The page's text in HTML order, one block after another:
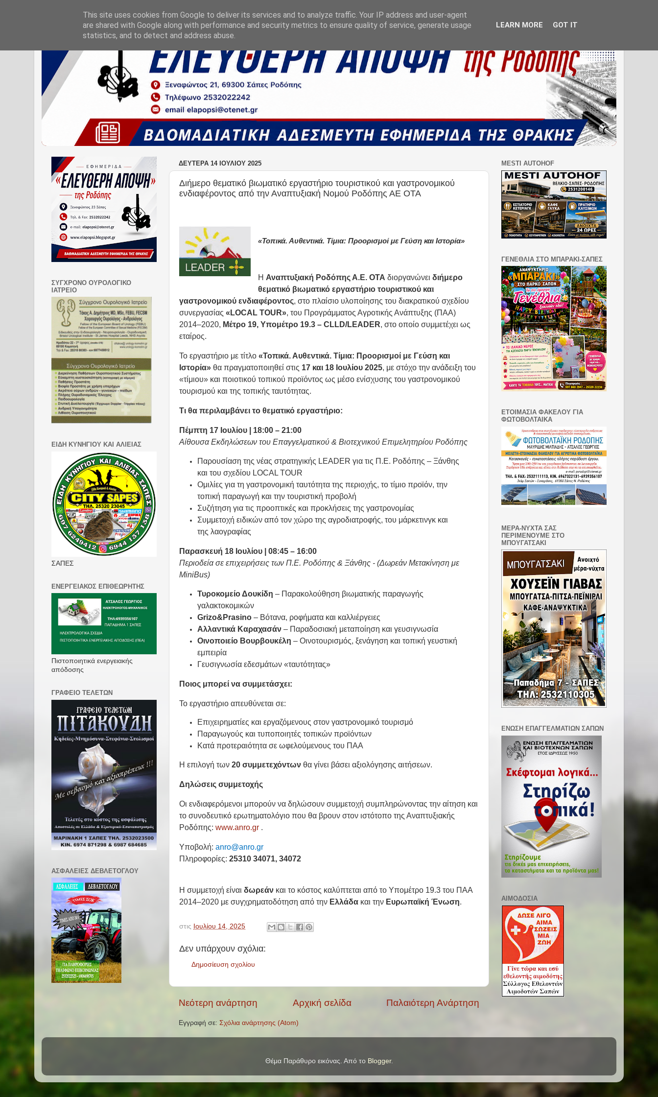
ΔΕΥΤΈΡΑ 14 ΙΟΥΛΊΟΥ 2025
Διήμερο θεματικό βιωματικό εργαστήριο τουριστικού και γαστρονομικού
ενδιαφέροντος από την Αναπτυξιακή Νομού Ροδόπης ΑΕ ΟΤΑ
«Τοπικά. Αυθεντικά. Τίμια: Προορισμοί με Γεύση και Ιστορία»
Η Αναπτυξιακή Ροδόπης Α.Ε. ΟΤΑ διοργανώνει διήμερο
θεματικό βιωματικό εργαστήριο τουριστικού και
γαστρονομικού ενδιαφέροντος, στο πλαίσιο υλοποίησης του διακρατικού σχεδίου
συνεργασίας «LOCAL TOUR», του Προγράμματος Αγροτικής Ανάπτυξης (ΠΑΑ)
2014–2020, Μέτρο 19, Υπομέτρο 19.3 – CLLD/LEADER, στο οποίο συμμετέχει ως
εταίρος.
Το εργαστήριο με τίτλο «Τοπικά. Αυθεντικά. Τίμια: Προορισμοί με Γεύση και
Ιστορία» θα πραγματοποιηθεί στις 17 και 18 Ιουλίου 2025, με στόχο την ανάδειξη του
«τίμιου» και ποιοτικού τοπικού προϊόντος ως μέσο ενίσχυσης του γαστρονομικού
τουρισμού και της τοπικής ταυτότητας.
Τι θα περιλαμβάνει το θεματικό εργαστήριο:
Πέμπτη 17 Ιουλίου | 18:00 – 21:00
Αίθουσα Εκδηλώσεων του Επαγγελματικού & Βιοτεχνικού Επιμελητηρίου Ροδόπης
Παρουσίαση της νέας στρατηγικής LEADER για τις Π.Ε. Ροδόπης – Ξάνθης
και του σχεδίου LOCAL TOUR
Ομιλίες για τη γαστρονομική ταυτότητα της περιοχής, το τίμιο προϊόν, την
τοπική παραγωγή και την τουριστική προβολή
Συζήτηση για τις προοπτικές και προκλήσεις της γαστρονομίας
Συμμετοχή ειδικών από τον χώρο της αγροδιατροφής, του μάρκετινγκ και
της λαογραφίας
Παρασκευή 18 Ιουλίου | 08:45 – 16:00
Περιοδεία σε επιχειρήσεις των Π.Ε. Ροδόπης & Ξάνθης - (Δωρεάν Μετακίνηση με
MiniBus)
Τυροκομείο Δουκίδη – Παρακολούθηση βιωματικής παραγωγής
γαλακτοκομικών
Grizo&Prasino – Βότανα, ροφήματα και καλλιέργειες
Αλλαντικά Καραχασάν – Παραδοσιακή μεταποίηση και γευσιγνωσία
Οινοποιείο Βουρβουκέλη – Οινοτουρισμός, ξενάγηση και τοπική γευστική
εμπειρία
Γευσιγνωσία εδεσμάτων «ταυτότητας»
Ποιος μπορεί να συμμετάσχει:
Το εργαστήριο απευθύνεται σε:
Επιχειρηματίες και εργαζόμενους στον γαστρονομικό τουρισμό
Παραγωγούς και τυποποιητές τοπικών προϊόντων
Κατά προτεραιότητα σε ωφελούμενους του ΠΑΑ
Η επιλογή των 20 συμμετεχόντων θα γίνει βάσει αξιολόγησης αιτήσεων.
Δηλώσεις συμμετοχής
Οι ενδιαφερόμενοι μπορούν να δηλώσουν συμμετοχή συμπληρώνοντας την αίτηση και
το συνοδευτικό ερωτηματολόγιο που θα βρουν στον ιστότοπο της Αναπτυξιακής
Ροδόπης: www.anro.gr .
Υποβολή: anro@anro.gr
Πληροφορίες: 25310 34071, 34072
Η συμμετοχή είναι δωρεάν και το κόστος καλύπτεται από το Υπομέτρο 19.3 του ΠΑΑ
2014–2020 με συγχρηματοδότηση από την Ελλάδα και την Ευρωπαϊκή Ένωση.
στις Ιουλίου 14, 2025
Δεν υπάρχουν σχόλια:
Δημοσίευση σχολίου
Νεότερη ανάρτηση Παλαιότερη Ανάρτηση
Αρχική σελίδα
Εγγραφή σε: Σχόλια ανάρτησης (Atom)
ΣΥΓΧΡΟΝΟ ΟΥΡΟΛΟΓΙΚΟ
ΙΑΤΡΕΙΟ
ΕΙΔΗ ΚΥΝΗΓΙΟΥ ΚΑΙ ΑΛΙΕΙΑΣ
ΣΑΠΕΣ
ΕΝΕΡΓΕΙΑΚΟΣ ΕΠΙΘΕΩΡΗΤΗΣ
Πιστοποιητικά ενεργειακής
απόδοσης
ΓΡΑΦΕΙΟ ΤΕΛΕΤΩΝ
ΑΣΦΑΛΕΙΕΣ ΔΕΒΛΕΤΟΓΛΟΥ
MESTI AUTOHOF
ΓΕΝΕΘΛΙΑ ΣΤΟ ΜΠΑΡΑΚΙ-ΣΑΠΕΣ
ΕΤΟΙΜΑΣΙΑ ΦΑΚΕΛΟΥ ΓΙΑ
ΦΩΤΟΒΟΛΤΑΙΚΑ
ΜΕΡΑ-ΝΥΧΤΑ ΣΑΣ
ΠΕΡΙΜΕΝΟΥΜΕ ΣΤΟ
ΜΠΟΥΓΑΤΣΑΚΙ
ΕΝΩΣΗ ΕΠΑΓΓΕΛΜΑΤΙΩΝ ΣΑΠΩΝ
ΑΙΜΟΔΟΣΙΑ
Θέμα Παράθυρο εικόνας. Από το Blogger.
This site uses cookies from Google to deliver its services and to analyze traffic. Your IP address and user-agent
are shared with Google along with performance and security metrics to ensure quality of service, generate usage
statistics, and to detect and address abuse.
LEARN MORE GOT IT